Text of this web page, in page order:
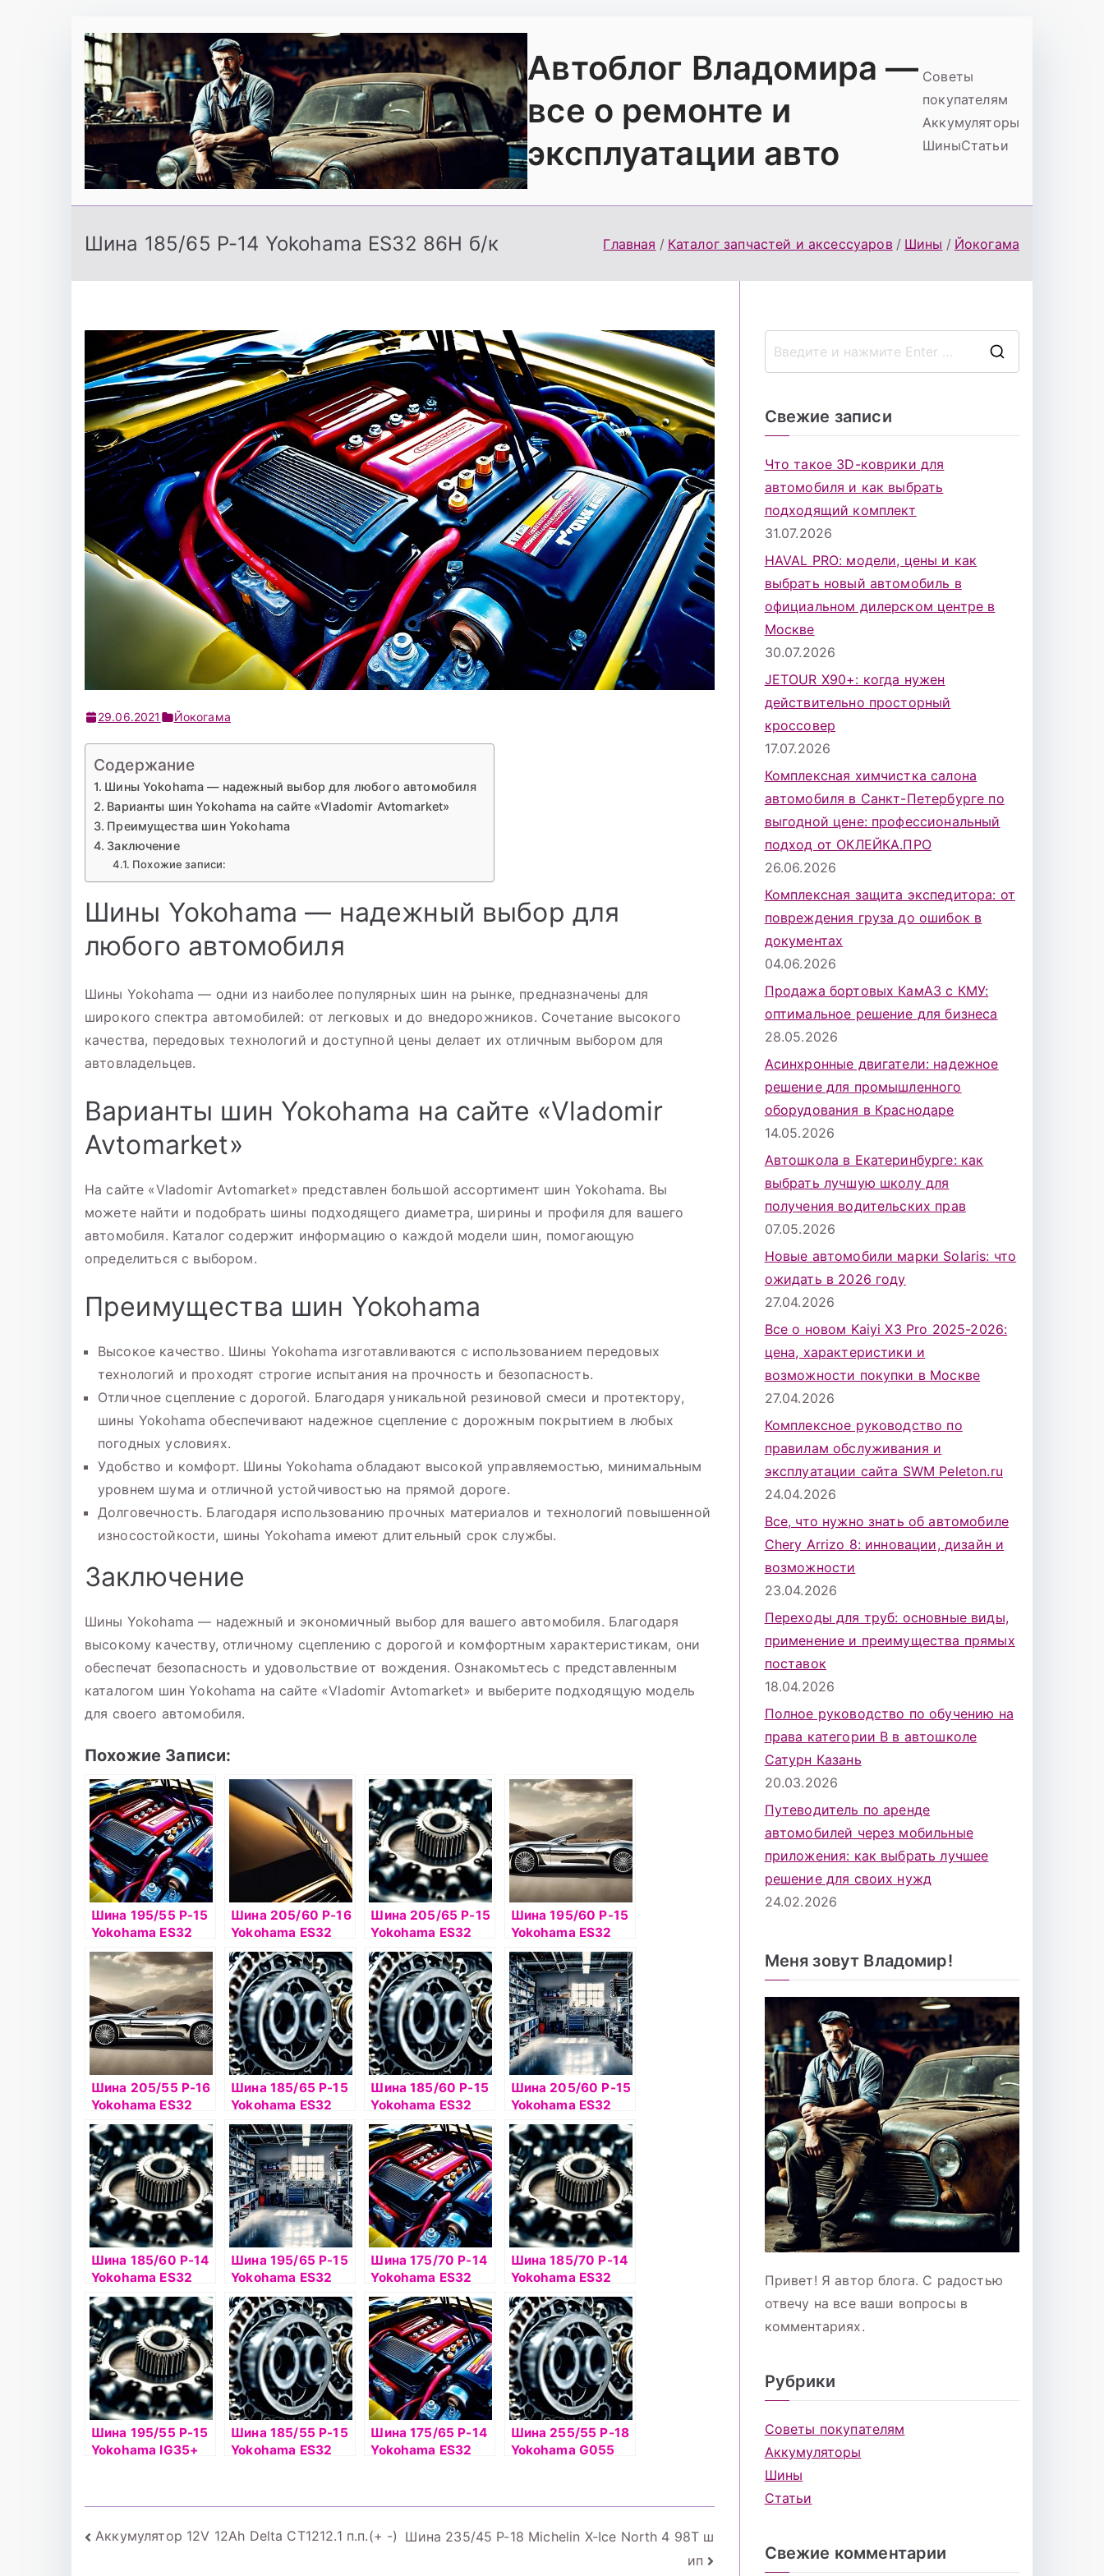
содержимому
Автоблог Владомира —
все о ремонте и
эксплуатации авто
Советы
покупателям
Аккумуляторы
ШиныСтатьи
Шина 185/65 Р-14 Yokohama ES32 86H б/к Главная Каталог запчастей и аксессуаров Шины Йокогама
29.06.2021 Йокогама
Содержание
Шины Yokohama — надежный выбор для любого автомобиля
Варианты шин Yokohama на сайте «Vladomir Avtomarket»
Преимущества шин Yokohama
Заключение
Похожие записи:
Шины Yokohama — надежный выбор для
любого автомобиля
Шины Yokohama — одни из наиболее популярных шин на рынке, предназначены для
широкого спектра автомобилей: от легковых и до внедорожников. Сочетание высокого
качества, передовых технологий и доступной цены делает их отличным выбором для
автовладельцев.
Варианты шин Yokohama на сайте «Vladomir
Avtomarket»
На сайте «Vladomir Avtomarket» представлен большой ассортимент шин Yokohama. Вы
можете найти и подобрать шины подходящего диаметра, ширины и профиля для вашего
автомобиля. Каталог содержит информацию о каждой модели шин, помогающую
определиться с выбором.
Преимущества шин Yokohama
Высокое качество. Шины Yokohama изготавливаются с использованием передовых
технологий и проходят строгие испытания на прочность и безопасность.
Отличное сцепление с дорогой. Благодаря уникальной резиновой смеси и протектору,
шины Yokohama обеспечивают надежное сцепление с дорожным покрытием в любых
погодных условиях.
Удобство и комфорт. Шины Yokohama обладают высокой управляемостью, минимальным
уровнем шума и отличной устойчивостью на прямой дороге.
Долговечность. Благодаря использованию прочных материалов и технологий повышенной
износостойкости, шины Yokohama имеют длительный срок службы.
Заключение
Шины Yokohama — надежный и экономичный выбор для вашего автомобиля. Благодаря
высокому качеству, отличному сцеплению с дорогой и комфортным характеристикам, они
обеспечат безопасность и удовольствие от вождения. Ознакомьтесь с представленным
каталогом шин Yokohama на сайте «Vladomir Avtomarket» и выберите подходящую модель
для своего автомобиля.
Похожие Записи:
Шина 195/55 Р-15
Yokohama ES32
85V б/к
Шина 205/60 Р-16
Yokohama ES32
92H б/к
Шина 205/65 Р-15
Yokohama ES32
99H б/к
Шина 195/60 Р-15
Yokohama ES32
88Н б/к
Шина 205/55 Р-16
Yokohama ES32
91V б/к
Шина 185/65 Р-15
Yokohama ES32
88Н б/к
Шина 185/60 Р-15
Yokohama ES32
88H б/к
Шина 205/60 Р-15
Yokohama ES32
91H б/к
Шина 185/60 Р-14
Yokohama ES32
82Н б/к
Шина 195/65 Р-15
Yokohama ES32
91V б/к
Шина 175/70 Р-14
Yokohama ES32
84H б/к
Шина 185/70 Р-14
Yokohama ES32
88Н б/к
Шина 195/55 Р-15
Yokohama IG35+
Шина 185/55 Р-15
Yokohama ES32
Шина 175/65 Р-14
Yokohama ES32
Шина 255/55 Р-18
Yokohama G055
Навигация
Аккумулятор 12V 12Ah Delta СТ1212.1 п.п.(+ -) Шина 235/45 Р-18 Michelin X-Ice North 4 98T ш
ип
Свежие записи
Что такое 3D-коврики для
автомобиля и как выбрать
подходящий комплект
31.07.2026
HAVAL PRO: модели, цены и как
выбрать новый автомобиль в
официальном дилерском центре в
Москве
30.07.2026
JETOUR X90+: когда нужен
действительно просторный
кроссовер
17.07.2026
Комплексная химчистка салона
автомобиля в Санкт-Петербурге по
выгодной цене: профессиональный
подход от ОКЛЕЙКА.ПРО
26.06.2026
Комплексная защита экспедитора: от
повреждения груза до ошибок в
документах
04.06.2026
Продажа бортовых КамАЗ с КМУ:
оптимальное решение для бизнеса
28.05.2026
Асинхронные двигатели: надежное
решение для промышленного
оборудования в Краснодаре
14.05.2026
Автошкола в Екатеринбурге: как
выбрать лучшую школу для
получения водительских прав
07.05.2026
Новые автомобили марки Solaris: что
ожидать в 2026 году
27.04.2026
Все о новом Kaiyi X3 Pro 2025-2026:
цена, характеристики и
возможности покупки в Москве
27.04.2026
Комплексное руководство по
правилам обслуживания и
эксплуатации сайта SWM Peleton.ru
24.04.2026
Все, что нужно знать об автомобиле
Chery Arrizo 8: инновации, дизайн и
возможности
23.04.2026
Переходы для труб: основные виды,
применение и преимущества прямых
поставок
18.04.2026
Полное руководство по обучению на
права категории B в автошколе
Сатурн Казань
20.03.2026
Путеводитель по аренде
автомобилей через мобильные
приложения: как выбрать лучшее
решение для своих нужд
24.02.2026
Меня зовут Владомир!
Привет! Я автор блога. С радостью
отвечу на все ваши вопросы в
комментариях.
Рубрики
Советы покупателям
Аккумуляторы
Шины
Статьи
Свежие комментарии